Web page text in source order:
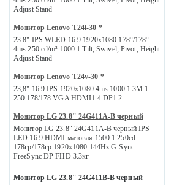
Adjust Stand
Монитор Lenovo T24i-30 *
23.8" IPS WLED 16:9 1920x1080 178°/178°
4ms 250 cd/m² 1000:1 Tilt, Swivel, Pivot, Height
Adjust Stand
Монитор Lenovo T24v-30 *
23,8" 16:9 IPS 1920x1080 4ms 1000:1 3M:1
250 178/178 VGA HDMI1.4 DP1.2
Монитор LG 23.8" 24G411A-B черный
Монитор LG 23.8" 24G411A-B черный IPS
LED 16:9 HDMI матовая 1500:1 250cd
178гр/178гр 1920x1080 144Hz G-Sync
FreeSync DP FHD 3.3кг
Монитор LG 23.8" 24G411B-B черный